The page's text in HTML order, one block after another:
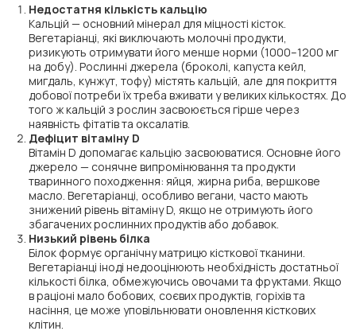
Недостатня кількість кальцію
Кальцій — основний мінерал для міцності кісток.
Вегетаріанці, які виключають молочні продукти,
ризикують отримувати його менше норми (1000–1200 мг
на добу). Рослинні джерела (броколі, капуста кейл,
мигдаль, кунжут, тофу) містять кальцій, але для покриття
добової потреби їх треба вживати у великих кількостях. До
того ж кальцій з рослин засвоюється гірше через
наявність фітатів та оксалатів.
Дефіцит вітаміну D
Вітамін D допомагає кальцію засвоюватися. Основне його
джерело — сонячне випромінювання та продукти
тваринного походження: яйця, жирна риба, вершкове
масло. Вегетаріанці, особливо вегани, часто мають
знижений рівень вітаміну D, якщо не отримують його
збагачених рослинних продуктів або добавок.
Низький рівень білка
Білок формує органічну матрицю кісткової тканини.
Вегетаріанці іноді недооцінюють необхідність достатньої
кількості білка, обмежуючись овочами та фруктами. Якщо
в раціоні мало бобових, соєвих продуктів, горіхів та
насіння, це може уповільнювати оновлення кісткових
клітин.